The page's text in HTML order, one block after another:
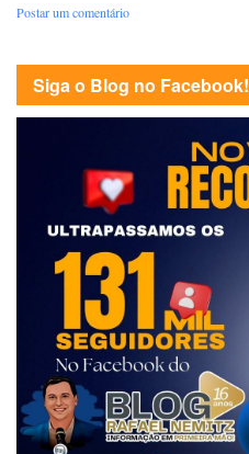
Postar um comentário
Siga o Blog no Facebook!